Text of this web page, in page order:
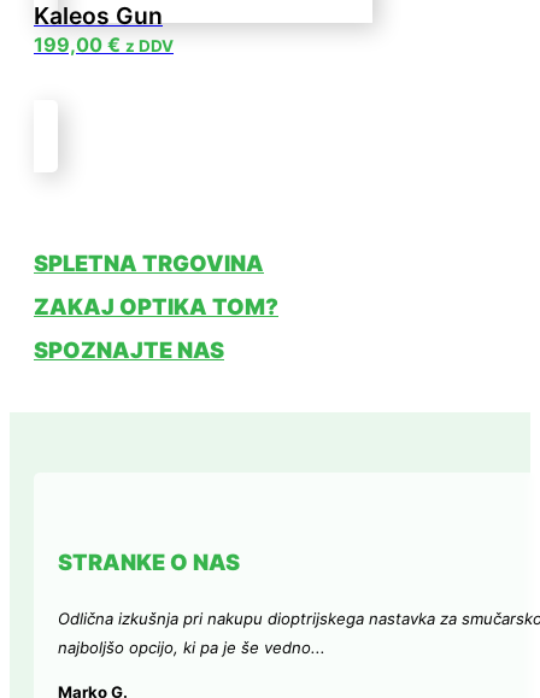
Kaleos Gun
199,00 € z DDV
SPLETNA TRGOVINA
ZAKAJ OPTIKA TOM?
SPOZNAJTE NAS
STRANKE O NAS
Odlična izkušnja pri nakupu dioptrijskega nastavka za
najboljšo opcijo, ki pa je še vedno...
Marko G.